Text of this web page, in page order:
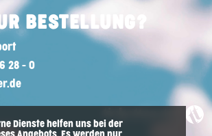
BESTELLUNG?
28 - 0
Dienste helfen uns bei der